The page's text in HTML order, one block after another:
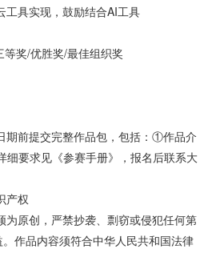
具实现，鼓励结合AI工具
奖/优胜奖/最佳组织奖
前提交完整作品包，包括：①作品介
要求见《参赛手册》，报名后联系大
权
原创，严禁抄袭、剽窃或侵犯任何第
作品内容须符合中华人民共和国法律